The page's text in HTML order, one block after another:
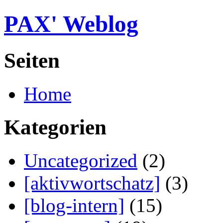
PAX' Weblog
Seiten
Home
Kategorien
Uncategorized (2)
[aktivwortschatz] (3)
[blog-intern] (15)